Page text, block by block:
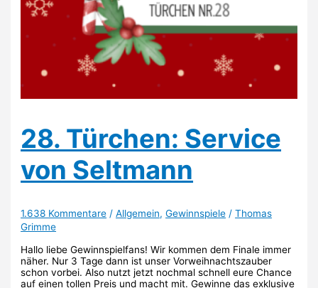
28. Türchen: Service
von Seltmann
1.638 Kommentare /Allgemein,Gewinnspiele /Thomas
Grimme
Hallo liebe Gewinnspielfans! Wir kommen dem Finale immer
näher. Nur 3 Tage dann ist unser Vorweihnachtszauber
schon vorbei. Also nutzt jetzt nochmal schnell eure Chance
auf einen tollen Preis und macht mit. Gewinne das exklusive